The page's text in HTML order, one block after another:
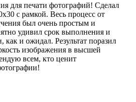
для печати фотографий! Сделал
с рамкой. Весь процесс от
был очень простым и
удивил срок выполнения и
как и ожидал. Результат поразил
изображения в высшей
всем, кто ценит